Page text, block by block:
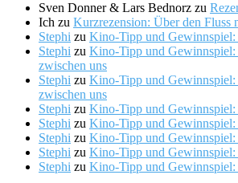
Sven Donner & Lars Bednorz zu
Ich zu Kurzrezension: Über den Fluss
Stephi zu Kino-Tipp und
Stephi zu Kino-Tipp und Gewinnspiel:
zwischen uns
Stephi zu Kino-Tipp und Gewinnspiel:
zwischen uns
Stephi zu Kino-Tipp und
Stephi zu Kino-Tipp und
Stephi zu Kino-Tipp und
Stephi zu Kino-Tipp und
Stephi zu Kino-Tipp und